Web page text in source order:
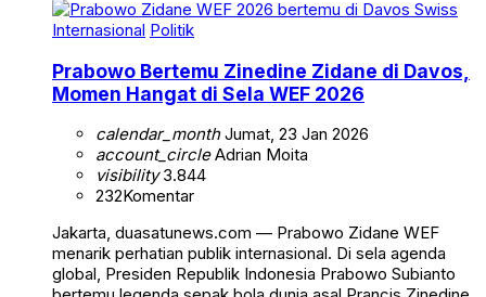
Internasional Politik
Prabowo Bertemu Zinedine Zidane di Davos,
Momen Hangat di Sela WEF 2026
calendar_monthJumat, 23 Jan 2026
account_circleAdrian Moita
visibility3.844
232Komentar
Jakarta, duasatunews.com — Prabowo Zidane WEF
menarik perhatian publik internasional. Di sela agenda
global, Presiden Republik Indonesia Prabowo Subianto